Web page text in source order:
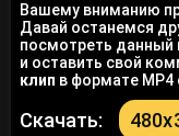
Вашему вниманию
Давай останемся
посмотреть данный
и оставить свой
клип в формате
Скачать: